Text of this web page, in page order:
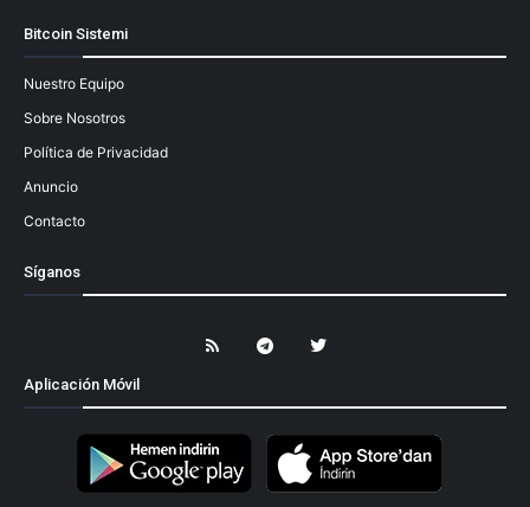
Bitcoin Sistemi
Nuestro Equipo
Sobre Nosotros
Política de Privacidad
Anuncio
Contacto
Síganos
Aplicación Móvil